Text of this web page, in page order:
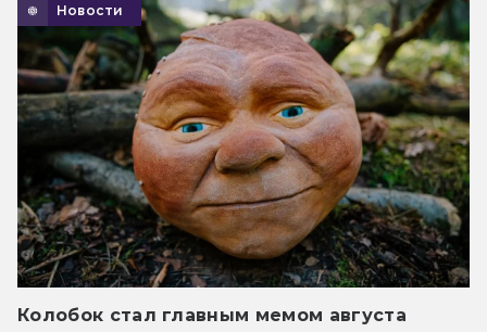
Новости
Колобок стал главным мемом августа